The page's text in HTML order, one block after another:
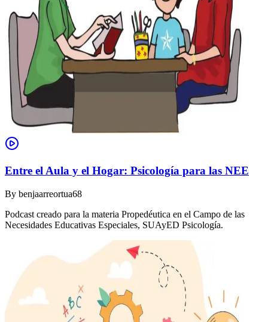
Entre el Aula y el Hogar: Psicología para las NEE
By benjaarreortua68
Podcast creado para la materia Propedéutica en el Campo de las
Necesidades Educativas Especiales, SUAyED Psicología.